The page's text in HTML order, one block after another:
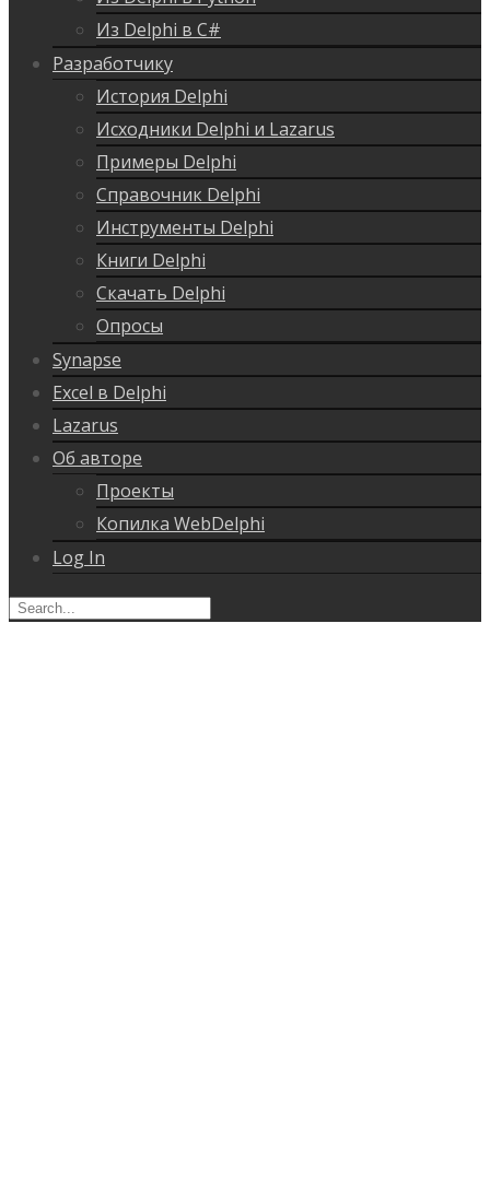
Из Delphi в C#
Разработчику
История Delphi
Исходники Delphi и Lazarus
Примеры Delphi
Справочник Delphi
Инструменты Delphi
Книги Delphi
Скачать Delphi
Опросы
Synapse
Excel в Delphi
Lazarus
Об авторе
Проекты
Копилка WebDelphi
Log In